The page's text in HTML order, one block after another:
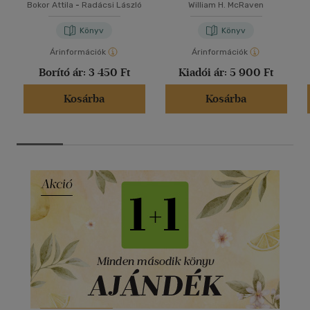
Bokor Attila - Radácsi László
Könyv
Árinformációk
Borító ár: 3 450 Ft
Kosárba
William H. McRaven
Könyv
Árinformációk
Kiadói ár: 5 900 Ft
Kosárba